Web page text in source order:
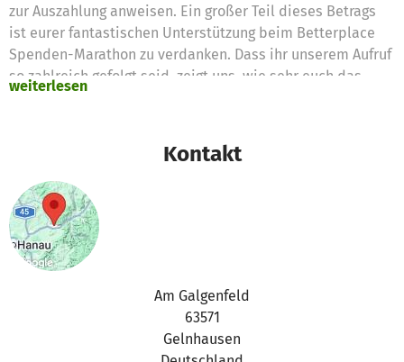
zur Auszahlung anweisen. Ein großer Teil dieses Betrags
ist eurer fantastischen Unterstützung beim Betterplace
Spenden-Marathon zu verdanken. Dass ihr unserem Aufruf
so zahlreich gefolgt seid, zeigt uns, wie sehr euch das
Bewohner investieren. Für Sorgenkinder wie z.B. unseren
Fundkater Cosmo ist eure Unterstützung ein wahrer Segen:
Er und viele andere konnten und können nun behandelt
werden.Doch wir müssen ehrlich sein: Der Strom an
behandlungsbedürftigen Tieren reißt nicht ab. Täglich
kommen neue Notfälle hinzu, und die Kosten für
Impfungen, Laboruntersuchungen, Medikamente und die
wichtige Nachsorge sind eine enorme finanzielle Last.Jede
einzelne Spende – egal in welcher Höhe – ist für uns ein
Baustein, um die bestmögliche medizinische Versorgung
zu garantieren. Wir hoffen, dass ihr uns auch in Zukunft zur
weiterlesen
Kontakt
Am Galgenfeld
63571
Gelnhausen